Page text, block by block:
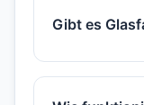
Gibt es